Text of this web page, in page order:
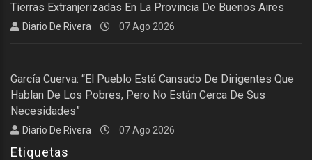
Tierras Extranjerizadas En La Provincia De Buenos Aires
Diario De Rivera 07 Ago 2026
García Cuerva: “El Pueblo Está Cansado De Dirigentes Que
Hablan De Los Pobres, Pero No Están Cerca De Sus
Necesidades”
Diario De Rivera 07 Ago 2026
Etiquetas